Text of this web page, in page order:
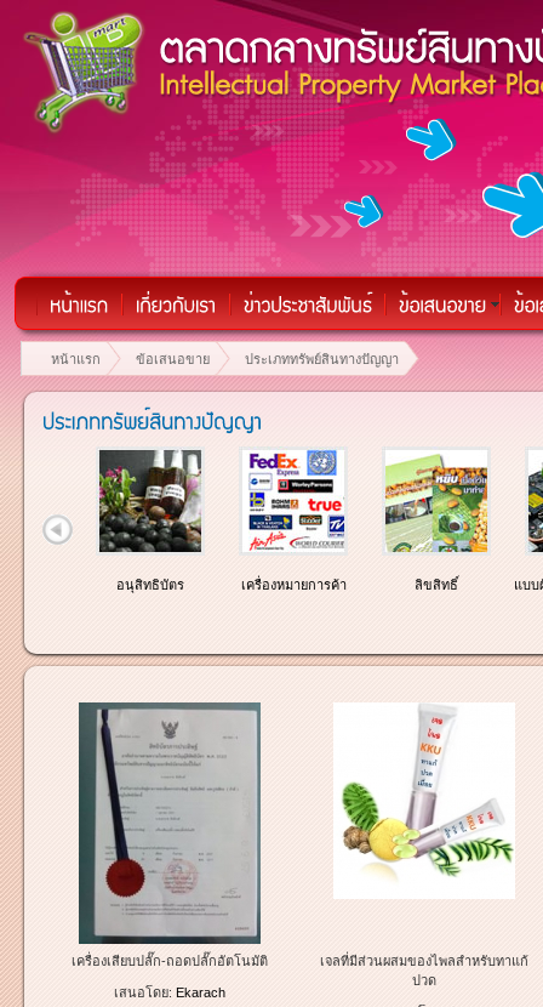
หน้าแรก ข้อเสนอขาย ประเภททรัพย์สินทางปัญญา
บัตร อนุสิทธิบัตร เครื่องหมายการค้า ลิขสิทธิ์ แบบ
เครื่องเสียบปลั๊ก-ถอดปลั๊กอัตโนมัติ
เสนอโดย: Ekarach
เจลที่มีส่วนผสมของไพลสำหรับทาแก้
ปวด